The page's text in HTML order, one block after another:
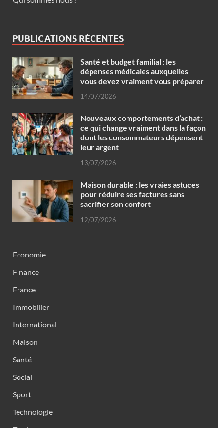
PUBLICATIONS RÉCENTES
Santé et budget familial : les
dépenses médicales auxquelles
vous devez vraiment vous préparer
14/07/2026
Nouveaux comportements d’achat :
ce qui change vraiment dans la façon
dont les consommateurs dépensent
leur argent
13/07/2026
Maison durable : les vraies astuces
pour réduire ses factures sans
sacrifier son confort
12/07/2026
Economie
Finance
France
Immobilier
International
Maison
Santé
Social
Sport
Technologie